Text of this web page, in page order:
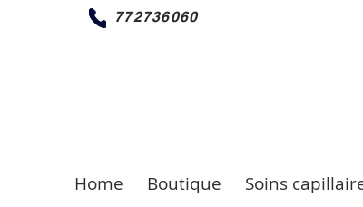
772736060
Home Boutique Soins